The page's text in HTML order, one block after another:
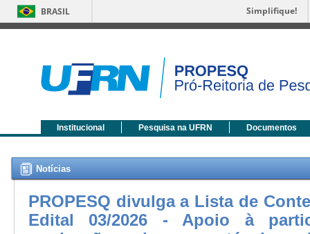
BRASIL Simplifique!
Institucional Pesquisa na UFRN Documentos
Notícias
PROPESQ divulga a Lista de
Edital 03/2026 - Apoio à